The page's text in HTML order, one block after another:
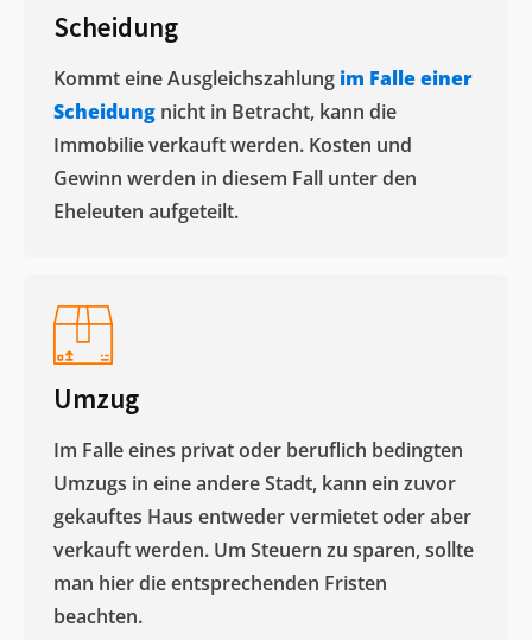
Scheidung
Kommt eine Ausgleichszahlung im Falle einer
Scheidung nicht in Betracht, kann die
Immobilie verkauft werden. Kosten und
Gewinn werden in diesem Fall unter den
Eheleuten aufgeteilt.​
Umzug
Im Falle eines privat oder beruflich bedingten
Umzugs in eine andere Stadt, kann ein zuvor
gekauftes Haus entweder vermietet oder aber
verkauft werden. Um Steuern zu sparen, sollte
man hier die entsprechenden Fristen
beachten.